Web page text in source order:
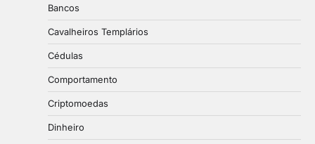
Bancos
Cavalheiros Templários
Cédulas
Comportamento
Criptomoedas
Dinheiro